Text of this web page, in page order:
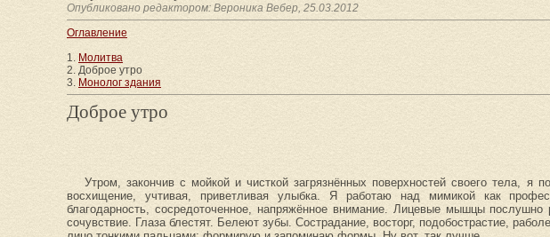
Сценарии[16]
Опубликовано редактором: Вероника Вебер, 25.03.2012
Оглавление
1. Молитва
2. Доброе утро
3. Монолог здания
Доброе утро
Утром, закончив с мойкой и чисткой загрязнённых поверхностей своего тела,
восхищение, учтивая, приветливая улыбка. Я работаю над мимикой как
благодарность, сосредоточенное, напряжённое внимание. Лицевые мышцы послушно
сочувствие. Глаза блестят. Белеют зубы. Сострадание, восторг, подобострастие,